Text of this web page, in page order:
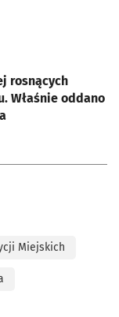
rosnących
Właśnie oddano
Miejskich